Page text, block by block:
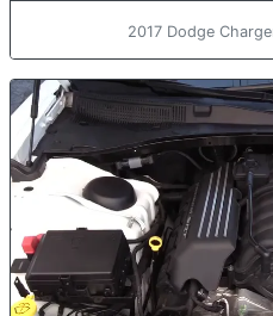
2017 Dodge